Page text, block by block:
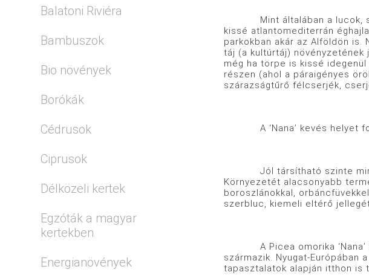
Balatoni Riviéra
Bambuszok
Bio növények
Borókák
Cédrusok
Ciprusok
Délközeli kertek
Egzóták a magyar
kertekben
Energianövények
Mint általában a lucok,
kissé atlantomediterrán
parkokban akár az Alföldön
táj (a kultúrtáj) növényzetének
még ha törpe is kissé
részen (ahol a páraigényes
szárazságtűrő félcserjék,
A ‘Nana’ kevés helyet
Jól társítható szinte
Környezetét alacsonyabb
boroszlánokkal,
szerbluc, kiemeli eltérő
A Picea omorika ‘Nana’
származik. Nyugat-
tapasztalatok alapján itthon is